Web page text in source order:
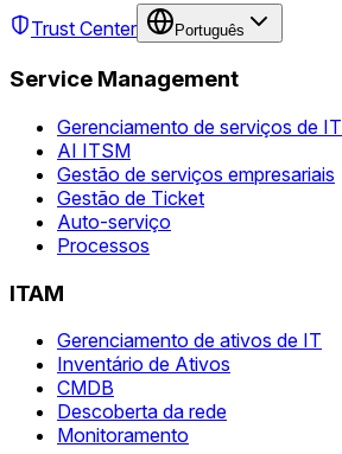
Trust Center Português
Service Management
Gerenciamento de serviços de IT
AI ITSM
Gestão de serviços empresariais
Gestão de Ticket
Auto-serviço
Processos
ITAM
Gerenciamento de ativos de IT
Inventário de Ativos
CMDB
Descoberta da rede
Monitoramento